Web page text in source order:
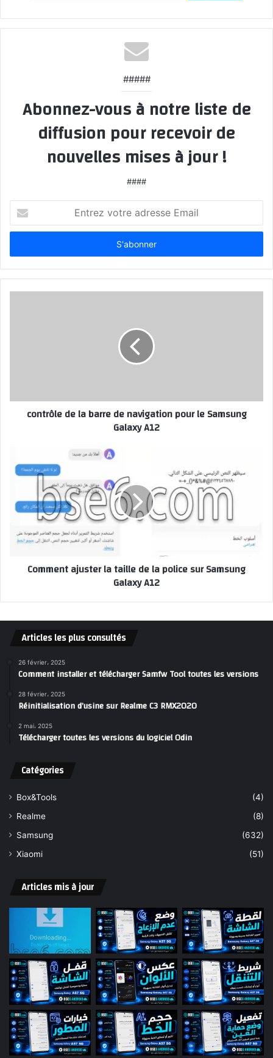
#####
Abonnez-vous à notre liste de
diffusion pour recevoir de
nouvelles mises à jour !
####
votre
adresse
contrôle de la barre de navigation pour le Samsung
Galaxy A12
Comment ajuster la taille de la police sur Samsung
Galaxy A12
Articles les plus consultés
26 février، 2025
Comment installer et télécharger Samfw Tool toutes les versions
28 février، 2025
Réinitialisation d’usine sur Realme C3 RMX2020
2 mai، 2025
Télécharger toutes les versions du logiciel Odin
Catégories
Box&Tools
(4)
Realme
(8)
Samsung
(632)
Xiaomi
(51)
Articles mis à jour